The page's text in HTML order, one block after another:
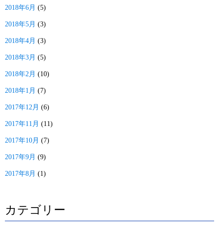
2018年6月 (5)
2018年5月 (3)
2018年4月 (3)
2018年3月 (5)
2018年2月 (10)
2018年1月 (7)
2017年12月 (6)
2017年11月 (11)
2017年10月 (7)
2017年9月 (9)
2017年8月 (1)
カテゴリー